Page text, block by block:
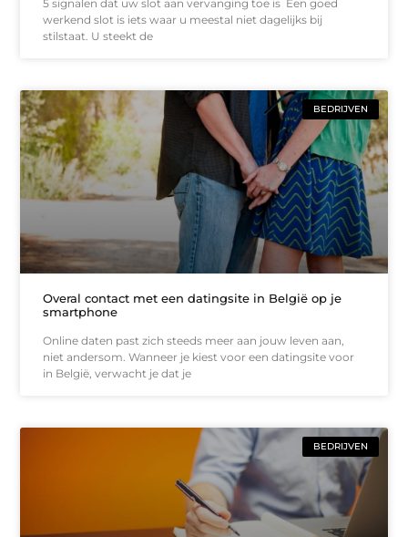
5 signalen dat uw slot aan vervanging toe is Een goed
werkend slot is iets waar u meestal niet dagelijks bij
stilstaat. U steekt de
BEDRIJVEN
Overal contact met een datingsite in België op je
smartphone
Online daten past zich steeds meer aan jouw leven aan,
niet andersom. Wanneer je kiest voor een datingsite voor
in België, verwacht je dat je
BEDRIJVEN